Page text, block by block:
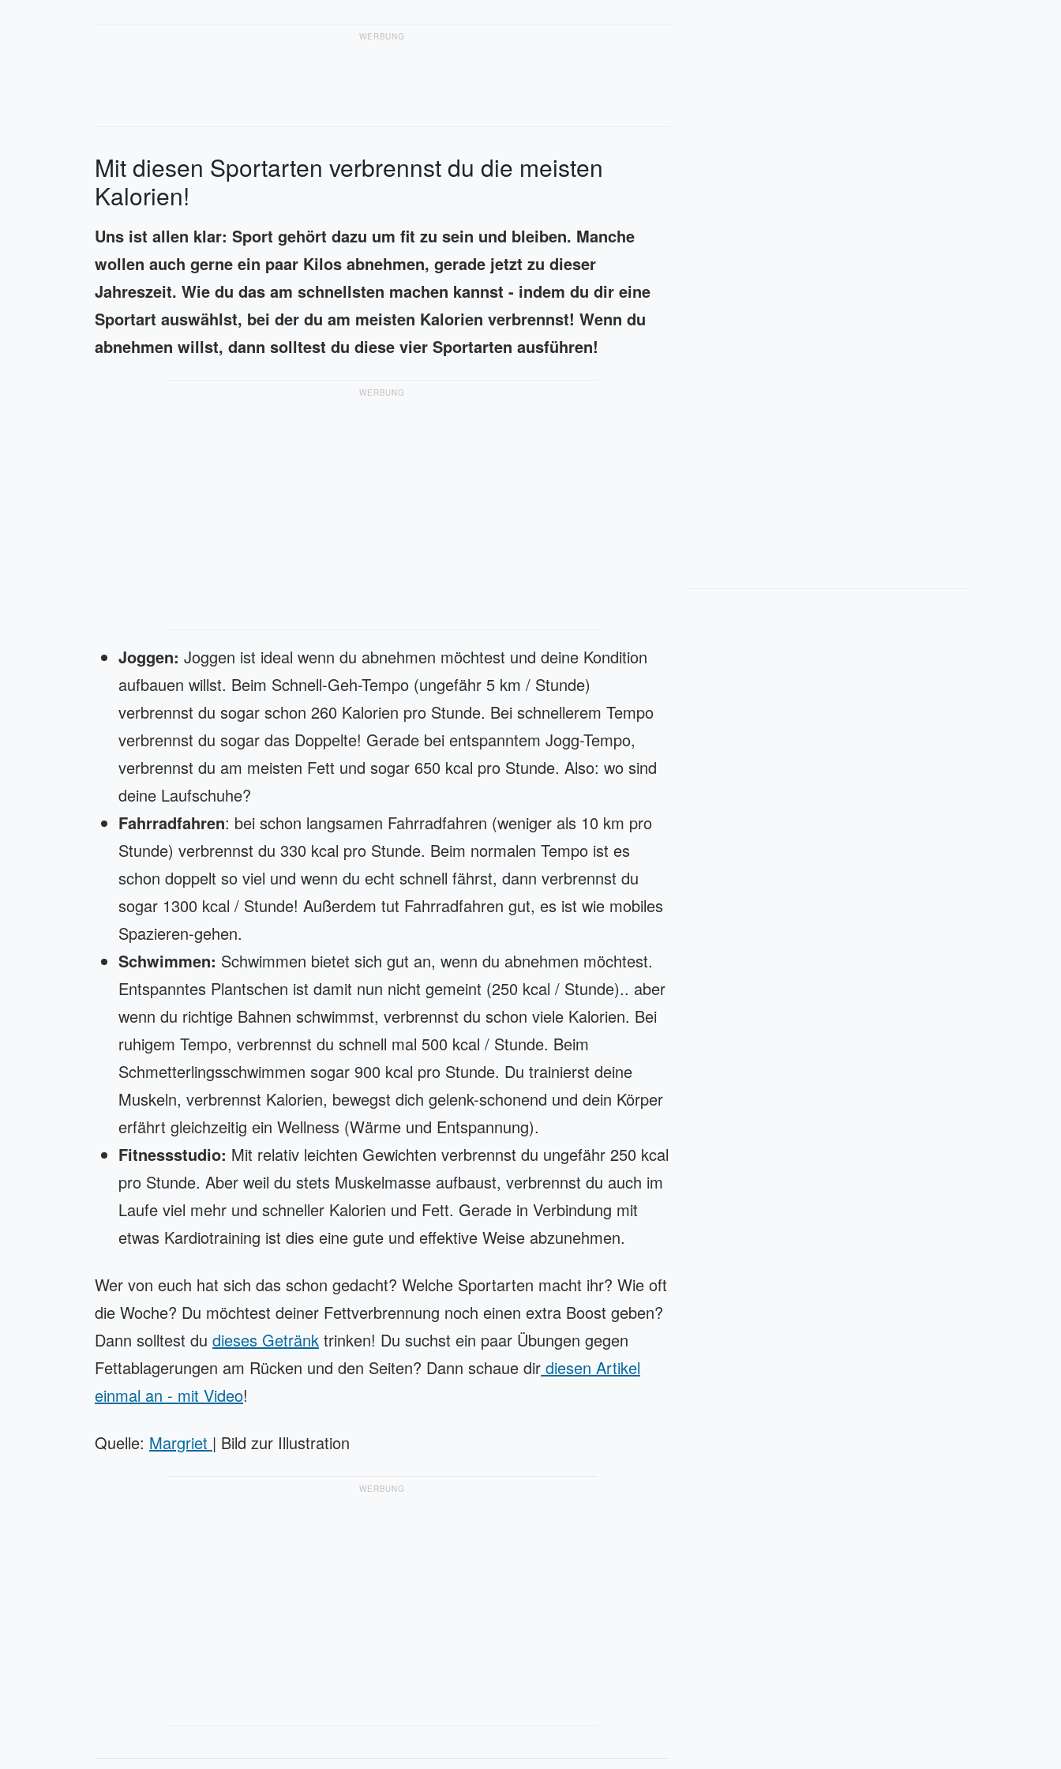
WERBUNG
Mit diesen Sportarten verbrennst du die meisten
Kalorien!
Uns ist allen klar: Sport gehört dazu um fit zu sein und bleiben. Manche
wollen auch gerne ein paar Kilos abnehmen, gerade jetzt zu dieser
Jahreszeit. Wie du das am schnellsten machen kannst - indem du dir eine
Sportart auswählst, bei der du am meisten Kalorien verbrennst! Wenn du
abnehmen willst, dann solltest du diese vier Sportarten ausführen!
WERBUNG
Joggen: Joggen ist ideal wenn du abnehmen möchtest und deine Kondition
aufbauen willst. Beim Schnell-Geh-Tempo (ungefähr 5 km / Stunde)
verbrennst du sogar schon 260 Kalorien pro Stunde. Bei schnellerem Tempo
verbrennst du sogar das Doppelte! Gerade bei entspanntem Jogg-Tempo,
verbrennst du am meisten Fett und sogar 650 kcal pro Stunde. Also: wo sind
deine Laufschuhe?
Fahrradfahren: bei schon langsamen Fahrradfahren (weniger als 10 km pro
Stunde) verbrennst du 330 kcal pro Stunde. Beim normalen Tempo ist es
schon doppelt so viel und wenn du echt schnell fährst, dann verbrennst du
sogar 1300 kcal / Stunde! Außerdem tut Fahrradfahren gut, es ist wie mobiles
Spazieren-gehen.
Schwimmen: Schwimmen bietet sich gut an, wenn du abnehmen möchtest.
Entspanntes Plantschen ist damit nun nicht gemeint (250 kcal / Stunde).. aber
wenn du richtige Bahnen schwimmst, verbrennst du schon viele Kalorien. Bei
ruhigem Tempo, verbrennst du schnell mal 500 kcal / Stunde. Beim
Schmetterlingsschwimmen sogar 900 kcal pro Stunde. Du trainierst deine
Muskeln, verbrennst Kalorien, bewegst dich gelenk-schonend und dein Körper
erfährt gleichzeitig ein Wellness (Wärme und Entspannung).
Fitnessstudio: Mit relativ leichten Gewichten verbrennst du ungefähr 250 kcal
pro Stunde. Aber weil du stets Muskelmasse aufbaust, verbrennst du auch im
Laufe viel mehr und schneller Kalorien und Fett. Gerade in Verbindung mit
etwas Kardiotraining ist dies eine gute und effektive Weise abzunehmen.
Wer von euch hat sich das schon gedacht? Welche Sportarten macht ihr? Wie oft
die Woche? Du möchtest deiner Fettverbrennung noch einen extra Boost geben?
Dann solltest du dieses Getränk trinken! Du suchst ein paar Übungen gegen
Fettablagerungen am Rücken und den Seiten? Dann schaue dir diesen Artikel
einmal an - mit Video!
Quelle: Margriet | Bild zur Illustration
WERBUNG